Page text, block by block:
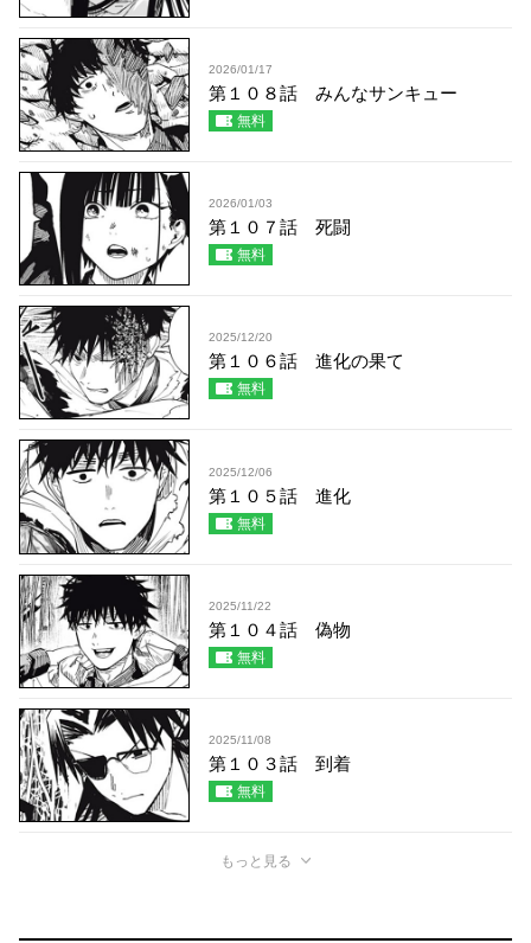
2026/01/17
第１０８話 みんなサンキュー
無料
2026/01/03
第１０７話 死闘
無料
2025/12/20
第１０６話 進化の果て
無料
2025/12/06
第１０５話 進化
無料
2025/11/22
第１０４話 偽物
無料
2025/11/08
第１０３話 到着
無料
もっと見る